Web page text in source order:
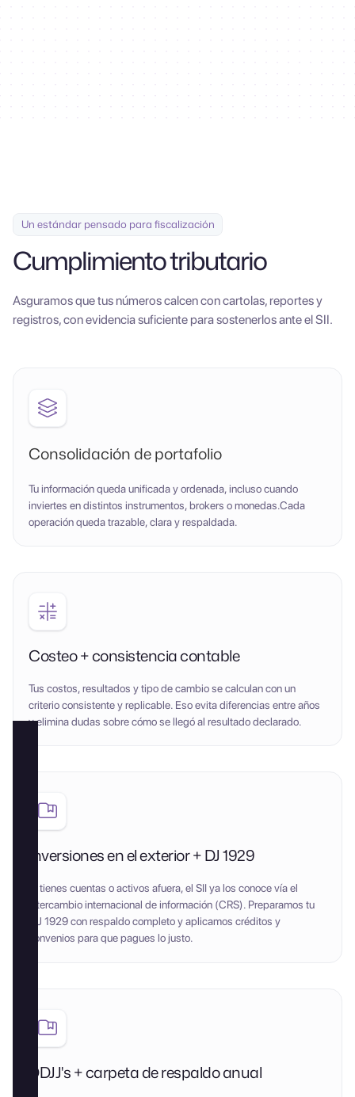
Un estándar pensado para fiscalización
Cumplimiento tributario
Asguramos que tus números calcen con cartolas, reportes y
registros, con evidencia suficiente para sostenerlos ante el SII.
Consolidación de portafolio
Tu información queda unificada y ordenada, incluso cuando
inviertes en distintos instrumentos, brokers o monedas.Cada
operación queda trazable, clara y respaldada.
Costeo + consistencia contable
Tus costos, resultados y tipo de cambio se calculan con un
criterio consistente y replicable. Eso evita diferencias entre años
y elimina dudas sobre cómo se llegó al resultado declarado.
Inversiones en el exterior + DJ 1929
Si tienes cuentas o activos afuera, el SII ya los conoce vía el
intercambio internacional de información (CRS). Preparamos tu
DJ 1929 con respaldo completo y aplicamos créditos y
convenios para que pagues lo justo.
DDJJ's + carpeta de respaldo anual